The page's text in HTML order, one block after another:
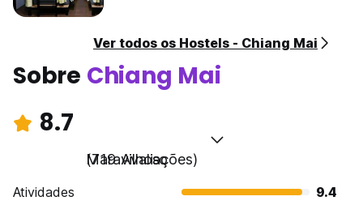
Ver todos os Hostels - Chiang Mai
Sobre Chiang Mai
8.7
Maravilhoso
(719 Avaliações)
Atividades
9.4